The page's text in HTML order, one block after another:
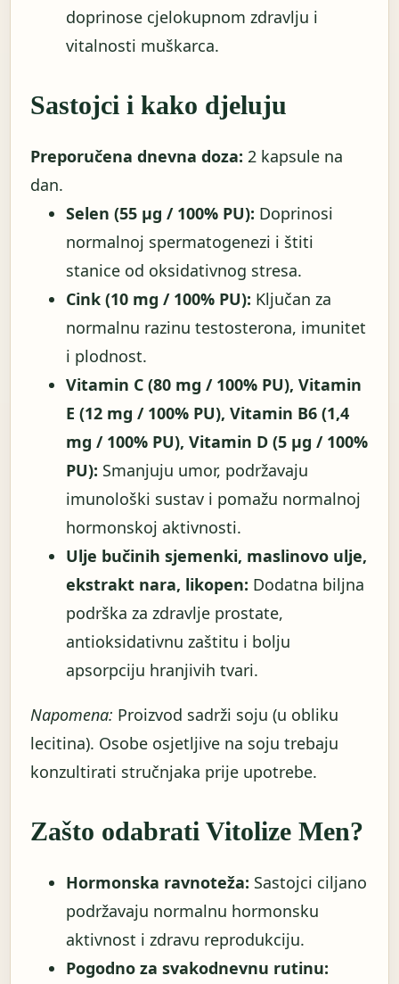
doprinose cjelokupnom zdravlju i
vitalnosti muškarca.
Sastojci i kako djeluju
Preporučena dnevna doza: 2 kapsule na
dan.
Selen (55 µg / 100% PU): Doprinosi
normalnoj spermatogenezi i štiti
stanice od oksidativnog stresa.
Cink (10 mg / 100% PU): Ključan za
normalnu razinu testosterona, imunitet
i plodnost.
Vitamin C (80 mg / 100% PU), Vitamin
E (12 mg / 100% PU), Vitamin B6 (1,4
mg / 100% PU), Vitamin D (5 µg / 100%
PU): Smanjuju umor, podržavaju
imunološki sustav i pomažu normalnoj
hormonskoj aktivnosti.
Ulje bučinih sjemenki, maslinovo ulje,
ekstrakt nara, likopen: Dodatna biljna
podrška za zdravlje prostate,
antioksidativnu zaštitu i bolju
apsorpciju hranjivih tvari.
Napomena: Proizvod sadrži soju (u obliku
lecitina). Osobe osjetljive na soju trebaju
konzultirati stručnjaka prije upotrebe.
Zašto odabrati Vitolize Men?
Hormonska ravnoteža: Sastojci ciljano
podržavaju normalnu hormonsku
aktivnost i zdravu reprodukciju.
Pogodno za svakodnevnu rutinu: